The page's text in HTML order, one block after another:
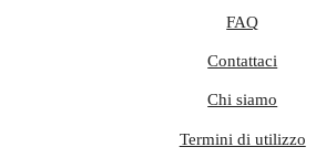
FAQ
Contattaci
Chi siamo
Termini di utilizzo